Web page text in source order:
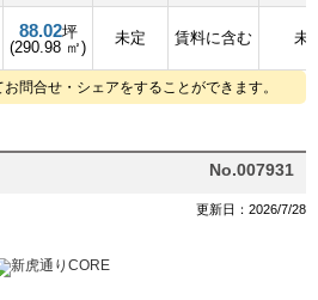
88.02坪
(290.98 ㎡)
未定 賃料に含む 未
問合せ・シェアをすることができます。
No.007931
更新日：2026/7/28